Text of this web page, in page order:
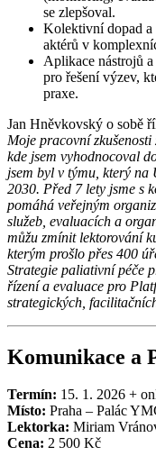
se zlepšoval.
Kolektivní dopad a
aktérů v
Aplikace nástrojů
pro řešení výzev,
praxe.
Jan Hněvkovský o sobě
Moje pracovní
kde jsem vyhodnocoval
jsem byl v týmu, který
2030. Před 7 lety jsme s
pomáhá veřejným
služeb, evaluacích a
můžu zmínit lektorování
kterým prošlo přes 400
Strategie paliativní péče
řízení a evaluace pro
strategických,
Komunikace a
Termín: 15. 1. 2026 +
Místo: Praha – Palác
Lektorka: Miriam
Cena: 2 500 Kč